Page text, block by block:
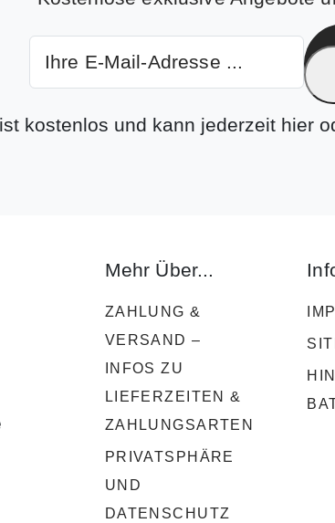
kostenlos und kann jederzeit hier
Mehr Über...
ZAHLUNG &
VERSAND –
INFOS ZU
LIEFERZEITEN &
ZAHLUNGSARTEN
PRIVATSPHÄRE
UND
DATENSCHUTZ